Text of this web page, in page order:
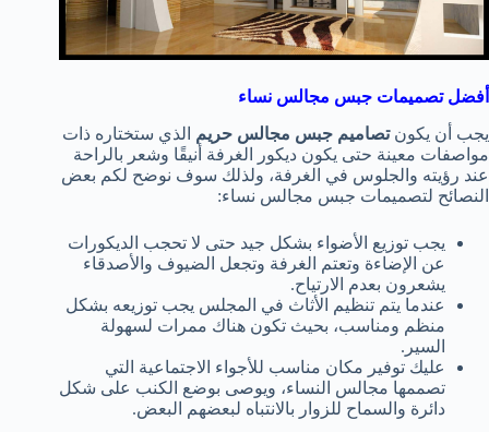
أفضل تصميمات جبس مجالس نساء
يجب أن يكونتصاميم جبس مجالس حريم الذي ستختاره ذات
مواصفات معينة حتى يكون ديكور الغرفة أنيقًا وشعر بالراحة
عند رؤيته والجلوس في الغرفة، ولذلك سوف نوضح لكم بعض
النصائح لتصميمات جبس مجالس نساء:
يجب توزيع الأضواء بشكل جيد حتى لا تحجب الديكورات
عن الإضاءة وتعتم الغرفة وتجعل الضيوف والأصدقاء
يشعرون بعدم الارتياح.
عندما يتم تنظيم الأثاث في المجلس يجب توزيعه بشكل
منظم ومناسب، بحيث تكون هناك ممرات لسهولة
السير.
عليك توفير مكان مناسب للأجواء الاجتماعية التي
تصممها مجالس النساء، ويوصى بوضع الكنب على شكل
دائرة والسماح للزوار بالانتباه لبعضهم البعض.